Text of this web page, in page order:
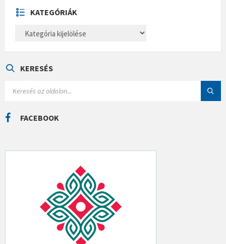
U
M
KATEGÓRIÁK
E
Á
KERESÉS
C
H
FACEBOOK